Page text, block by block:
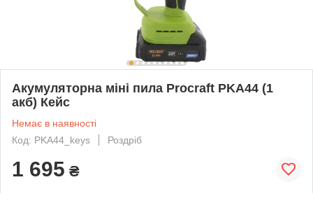
Акумуляторна міні пила Procraft PKA44 (1
акб) Кейс
Немає в наявності
Код: PKA44_keys
Роздріб
1 695 ₴